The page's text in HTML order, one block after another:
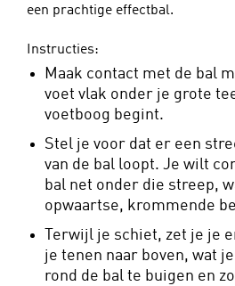
een prachtige effectbal.
Instructies:
Maak contact met de bal
voet vlak onder je grote
voetboog begint.
Stel je voor dat er een
van de bal loopt. Je wilt
bal net onder die streep,
opwaartse, krommende
Terwijl je schiet, zet je je
je tenen naar boven, wat
rond de bal te buigen en